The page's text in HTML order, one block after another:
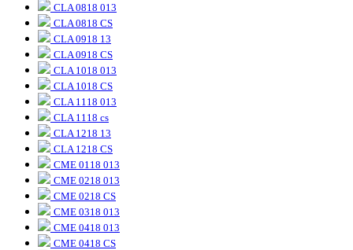
CLA 0818 013
CLA 0818 CS
CLA 0918 13
CLA 0918 CS
CLA 1018 013
CLA 1018 CS
CLA 1118 013
CLA 1118 cs
CLA 1218 13
CLA 1218 CS
CME 0118 013
CME 0218 013
CME 0218 CS
CME 0318 013
CME 0418 013
CME 0418 CS